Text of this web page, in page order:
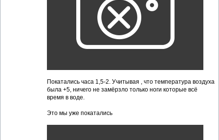
Покатались часа 1,5-2. Учитывая , что температура воздуха
была +5, ничего не замёрзло только ноги которые всё
время в воде.
Это мы уже покатались